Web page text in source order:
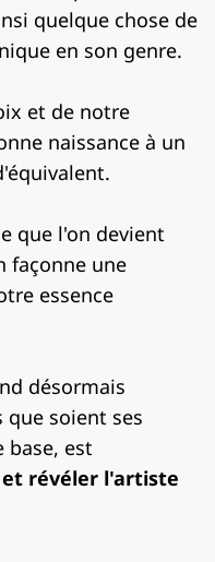
quelque chose de
en son genre.
et de notre
naissance à un
que l'on devient
façonne une
essence
désormais
que soient ses
base, est
révéler l'artiste